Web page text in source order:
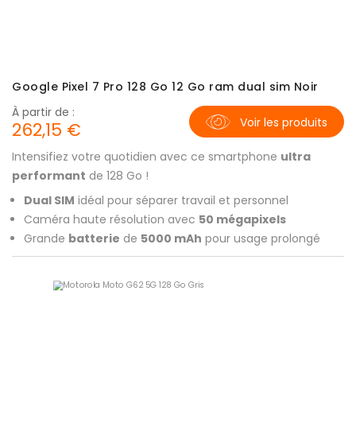
Google Pixel 7 Pro 128 Go 12 Go ram dual sim Noir
Intensifiez votre quotidien avec ce smartphone ultra
performant de 128 Go !
À partir de :
262,15 € Voir les produits
Dual SIM idéal pour séparer travail et personnel
Caméra haute résolution avec 50 mégapixels
Grande batterie de 5000 mAh pour usage prolongé